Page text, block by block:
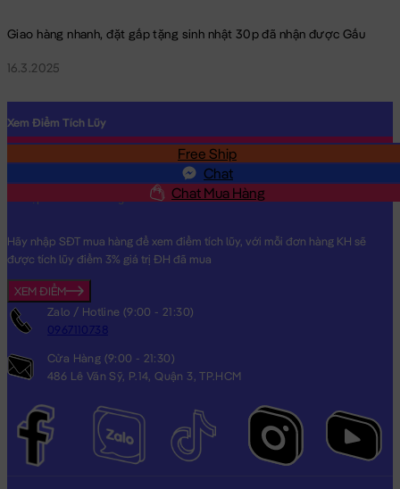
Giao hàng nhanh, đặt gấp tặng sinh nhật 30p đã nhận được Gấu
16.3.2025
Free Ship
Chat
Chat Mua Hàng
Xem Điểm Tích Lũy
Hãy nhập SĐT mua hàng để xem điểm tích lũy, với mỗi đơn hàng KH sẽ
được tích lũy điểm 3% giá trị ĐH đã mua
XEM ĐIỂM
Zalo / Hotline (9:00 - 21:30)
0967110738
Cửa Hàng (9:00 - 21:30)
486 Lê Văn Sỹ, P.14, Quận 3, TP.HCM